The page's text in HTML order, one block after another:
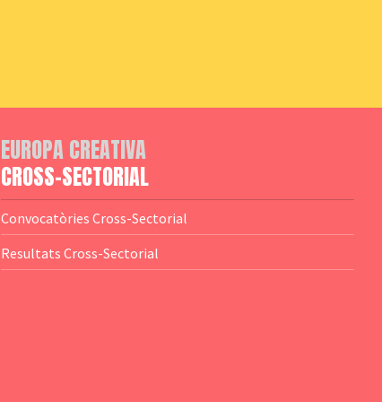
EUROPA CREATIVA
CROSS-SECTORIAL
Convocatòries Cross-Sectorial
Resultats Cross-Sectorial